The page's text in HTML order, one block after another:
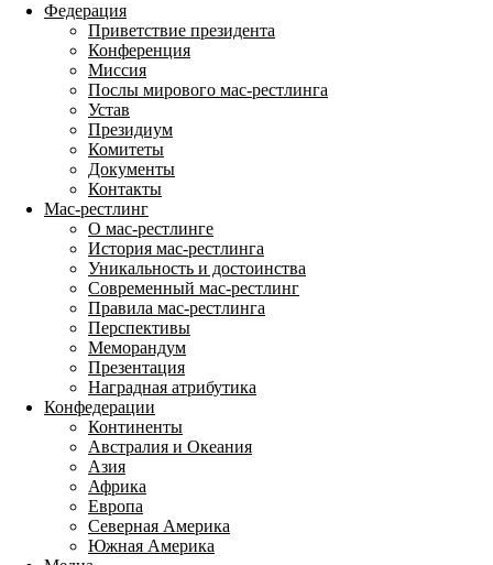
Федерация
Приветствие президента
Конференция
Миссия
Послы мирового мас-рестлинга
Устав
Президиум
Комитеты
Документы
Контакты
Мас-рестлинг
О мас-рестлинге
История мас-рестлинга
Уникальность и достоинства
Современный мас-рестлинг
Правила мас-рестлинга
Перспективы
Меморандум
Презентация
Наградная атрибутика
Конфедерации
Континенты
Австралия и Океания
Азия
Африка
Европа
Северная Америка
Южная Америка